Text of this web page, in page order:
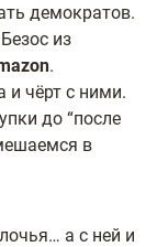
демократов.
из
.
и чёрт с ними.
до “после
в
а с ней и